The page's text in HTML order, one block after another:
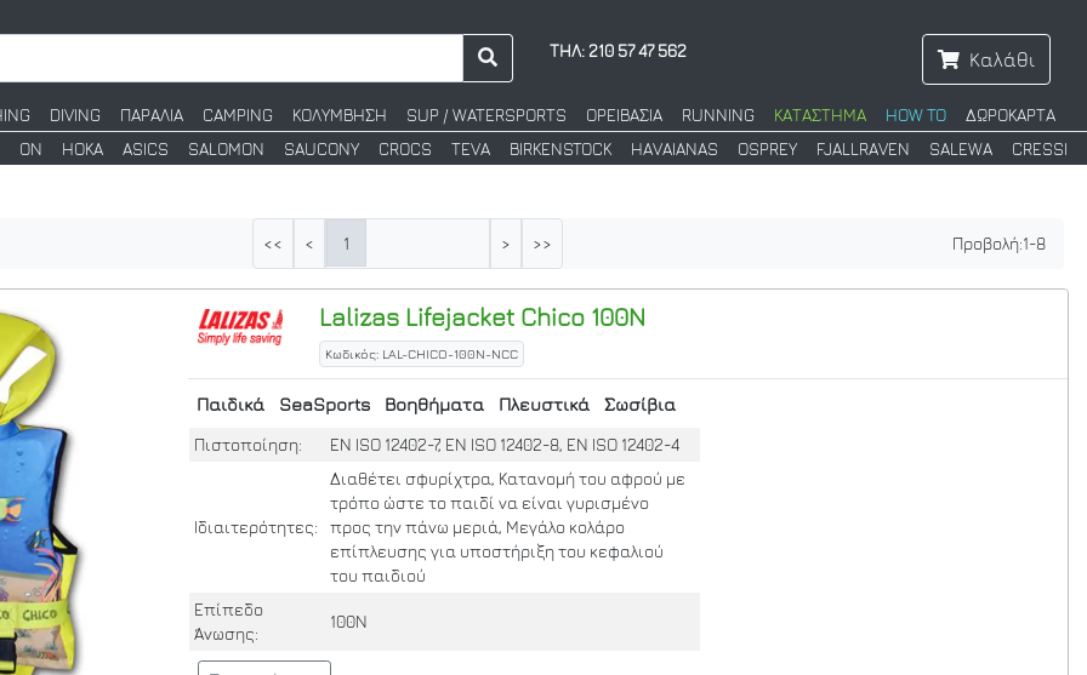
ΤΗΛ: 210 57 47 562 Καλάθι
DIVING ΠΑΡΑΛΙΑ CAMPING ΚΟΛΥΜΒΗΣΗ SUP / WATERSPORTS ΟΡΕΙΒΑΣΙΑ RUNNING ΚΑΤΑΣΤΗΜΑ HOW TO
ΔΩΡΟΚΑΡΤΑ
ON HOKA ASICS SALOMON SAUCONY CROCS TEVA BIRKENSTOCK HAVAIANAS OSPREY FJALLRAVEN SALEWA CRESSI
<< < 1 > >> Προβολή:1-8
LalizasLifejacket Chico 100N
Κωδικός: LAL-CHICO-100N-NCC
Παιδικά SeaSports Βοηθήματα Πλευστικά Σωσίβια
Πιστοποίηση: EN ISO 12402-7, EN ISO 12402-8, EN ISO 12402-4
Ιδιαιτερότητες:
Διαθέτει σφυρίχτρα, Κατανομή του αφρού με
τρόπο ώστε το παιδί να είναι γυρισμένο
προς την πάνω μεριά, Μεγάλο κολάρο
επίπλευσης για υποστήριξη τoυ κεφαλιού
του παιδιού
Επίπεδο
Άνωσης:
100N